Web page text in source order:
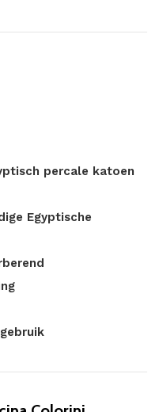
percale katoen
Egyptische